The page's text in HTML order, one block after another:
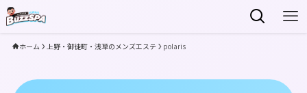
ホーム 上野・御徒町・浅草のメンズエステ polaris